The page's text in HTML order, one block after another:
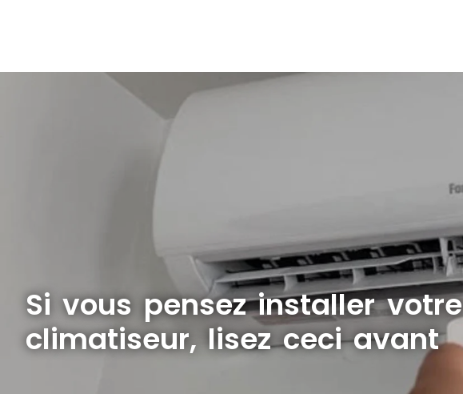
Si vous pensez installer votre
climatiseur, lisez ceci avant